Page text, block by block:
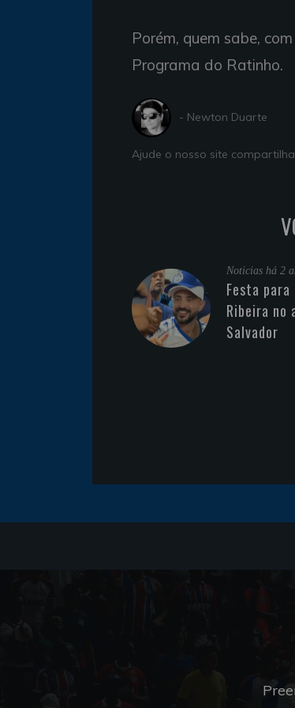
Porém, quem sabe,
Programa do Ratinho.
- Newton Duarte
Ajude o nosso site
Noticias há 2
Festa para
Ribeira no
Salvador